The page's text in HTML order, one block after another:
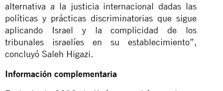
alternativa a la justicia internacional dadas las
políticas y prácticas discriminatorias que sigue
aplicando Israel y la complicidad de los
tribunales israelíes en su establecimiento”,
concluyó Saleh Higazi.
Información complementaria